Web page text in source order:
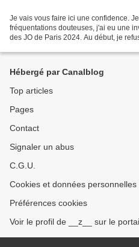
Je vais vous faire ici une confidence.
fréquentations douteuses, j'ai eu une
des JO de Paris 2024. Au début, je
Hébergé par Canalblog
Top articles
Pages
Contact
Signaler un abus
C.G.U.
Cookies et données personnelles
Préférences cookies
Voir le profil de __z__ sur le